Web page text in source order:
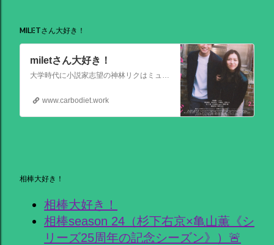
MILETさん大好き！
miletさん大好き！
大学時代に小説家志望の神林リクはミュージシャンを目指す前園ミナミと出会う。二人は互いに一目惚れして結婚。 8年後、リクは超人気のベストセラー作家となるがミナミは志半ばで夢を諦めていた。そんなある日ミナミとケンカした翌朝リクが目覚めると、なぜかミナミは大スターでリクは小説家ではなくいち編集者という世界
www.carbodiet.work
相棒大好き！
相棒大好き！
相棒season 24（杉下右京×亀山薫《シ
リーズ25周年の記念シーズン》）🚨